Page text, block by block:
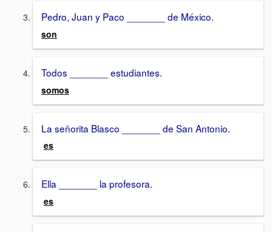
Pedro, Juan y Paco _______ de México.
son
Todos _______ estudiantes.
somos
La señorita Blasco _______ de San Antonio.
es
Ella _______ la profesora.
es